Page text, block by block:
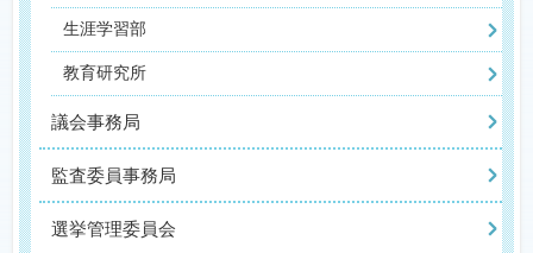
生涯学習部
教育研究所
議会事務局
監査委員事務局
選挙管理委員会